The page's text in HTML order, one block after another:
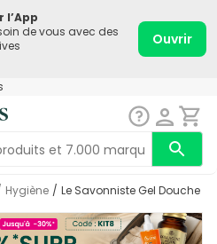
l’App
de vous avec des
Ouvrir
Hygiène / Le Savonniste Gel Douche